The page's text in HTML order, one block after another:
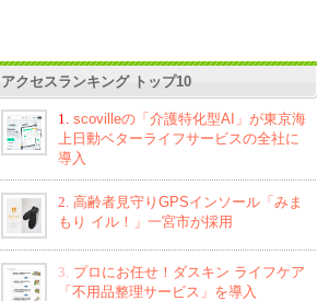
アクセスランキング トップ10
1.
scovilleの「介護特化型AI」が東京海
上日動ベターライフサービスの全社に
導入
2. 高齢者見守りGPSインソール「みま
もり イル！」一宮市が採用
3. プロにお任せ！ダスキン ライフケア
「不用品整理サービス」を導入